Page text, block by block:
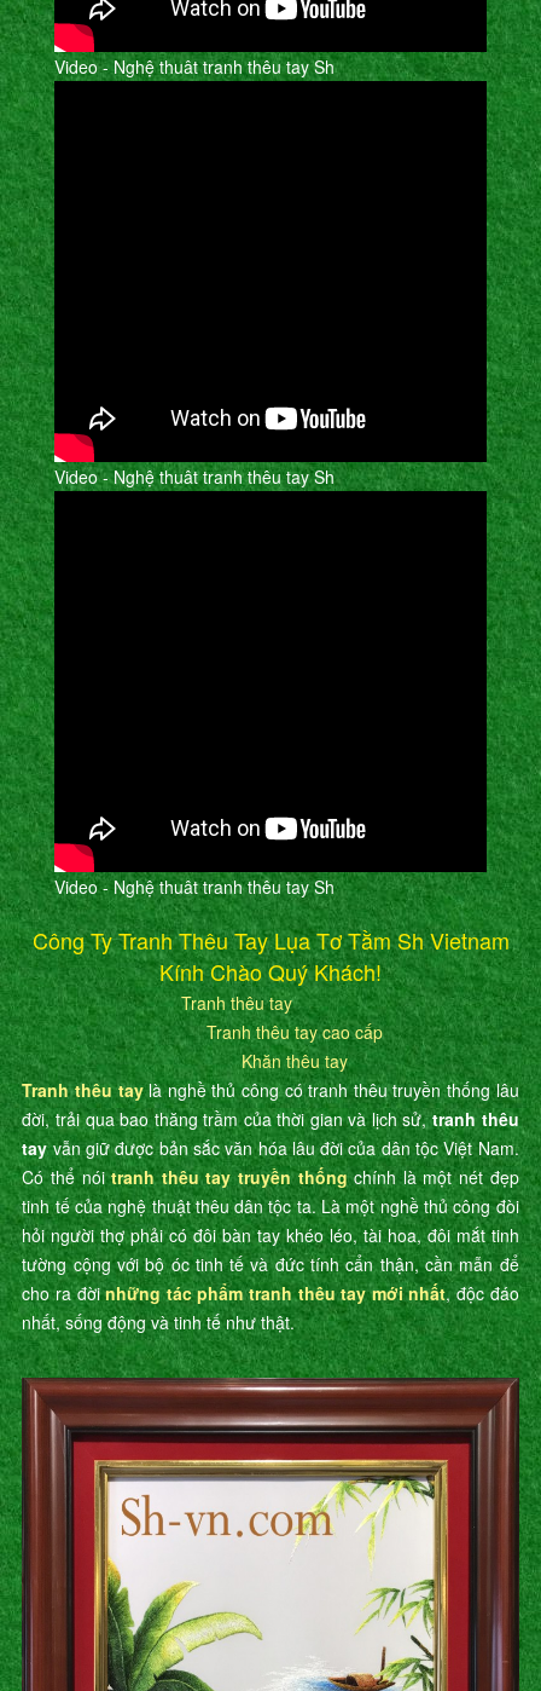
Video - Nghệ thuât tranh thêu tay Sh
Video - Nghệ thuât tranh thêu tay Sh
Video - Nghệ thuât tranh thêu tay Sh
Công Ty Tranh Thêu Tay Lụa Tơ Tằm Sh Vietnam
Kính Chào Quý Khách!
Tranh thêu tay
Tranh thêu tay cao cấp
Khăn thêu tay
Tranh thêu taylà nghề thủ công có tranh thêu truyền thống lâu
đời, trải qua bao thăng trầm của thời gian và lịch sử,tranh thêu
tayvẫn giữ được bản sắc văn hóa lâu đời của dân tộc Việt Nam.
Có thể nóitranh thêu tay truyền thốngchính là một nét đẹp
tinh tế của nghệ thuật thêu dân tộc ta. Là một nghề thủ công đòi
hỏi người thợ phải có đôi bàn tay khéo léo, tài hoa, đôi mắt tinh
tường cộng với bộ óc tinh tế và đức tính cẩn thận, cần mẫn để
cho ra đờinhững tác phẩm tranh thêu tay mới nhất, độc đáo
nhất, sống động và tinh tế như thật.